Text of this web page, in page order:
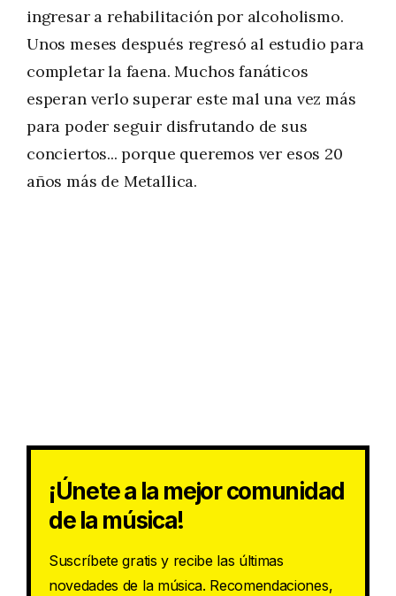
ingresar a rehabilitación por alcoholismo.
Unos meses después regresó al estudio para
completar la faena. Muchos fanáticos
esperan verlo superar este mal una vez más
para poder seguir disfrutando de sus
conciertos... porque queremos ver esos 20
años más de Metallica.
¡Únete a la mejor comunidad
de la música!
Suscríbete gratis y recibe las últimas
novedades de la música. Recomendaciones,